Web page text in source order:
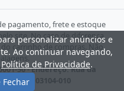
pagamento, frete e estoque
site. No caso de diferença
carrinho de compras. Não
50 - Endereço: Rua da
- CEP: 03104-010
personalizar anúncios e
Ao continuar navegando,
Política de Privacidade.
Continuar e Fechar